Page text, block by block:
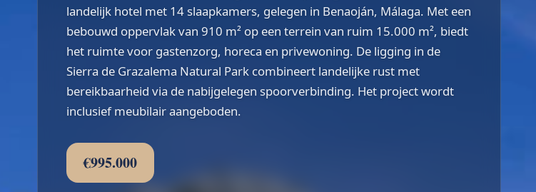
landelijk hotel met 14 slaapkamers, gelegen in Benaoján, Málaga. Met een
bebouwd oppervlak van 910 m² op een terrein van ruim 15.000 m², biedt
het ruimte voor gastenzorg, horeca en privewoning. De ligging in de
Sierra de Grazalema Natural Park combineert landelijke rust met
bereikbaarheid via de nabijgelegen spoorverbinding. Het project wordt
inclusief meubilair aangeboden.
€995.000